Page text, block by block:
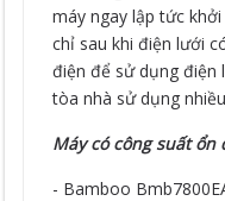
máy ngay lập tức
chỉ sau khi điện lưới
điện để sử dụng điện
tòa nhà sử dụng
Máy có công suất ổn
- Bamboo